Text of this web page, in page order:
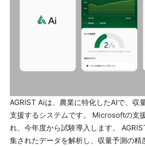
AGRIST Aiは、農業に特化したAIで、収
支援するシステムです。 Microsoftの支
れ、今年度から試験導入します。
集されたデータを解析し、収量予測の精